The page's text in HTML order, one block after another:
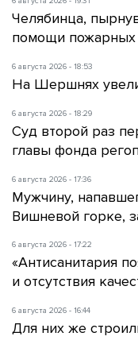
Челябинца,
помощи пожарных
6 августа 2026 - 18:53
На Шершнях
6 августа 2026 - 18:29
Суд второй раз
главы фонда
6 августа 2026 - 17:36
Мужчину,
Вишневой горке,
6 августа 2026 - 17:22
«Антисанитария
и отсутствия
6 августа 2026 - 16:44
Для них же